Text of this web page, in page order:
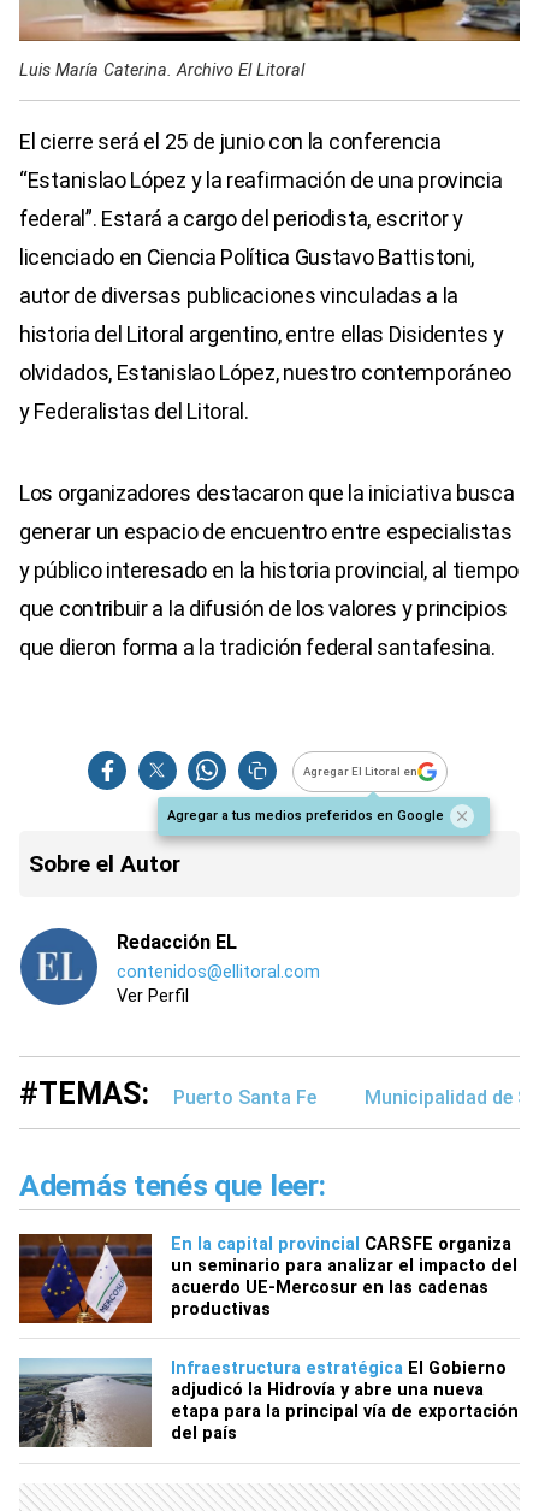
Luis María Caterina. Archivo El Litoral
El cierre será el 25 de junio con la conferencia
“Estanislao López y la reafirmación de una provincia
federal”. Estará a cargo del periodista, escritor y
licenciado en Ciencia Política Gustavo Battistoni,
autor de diversas publicaciones vinculadas a la
historia del Litoral argentino, entre ellas Disidentes y
olvidados, Estanislao López, nuestro contemporáneo
y Federalistas del Litoral.
Los organizadores destacaron que la iniciativa busca
generar un espacio de encuentro entre especialistas
y público interesado en la historia provincial, al tiempo
que contribuir a la difusión de los valores y principios
que dieron forma a la tradición federal santafesina.
Agregar El Litoral en
Agregar a tus medios preferidos en Google
Sobre el Autor
Redacción EL
contenidos@ellitoral.com
Ver Perfil
#TEMAS: Puerto Santa Fe Municipalidad de
Además tenés que leer:
En la capital provincial CARSFE organiza
un seminario para analizar el impacto del
acuerdo UE-Mercosur en las cadenas
productivas
Infraestructura estratégica El Gobierno
adjudicó la Hidrovía y abre una nueva
etapa para la principal vía de exportación
del país